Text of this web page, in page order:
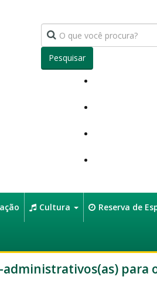
Pesquisar
Cultura Reserva de
para